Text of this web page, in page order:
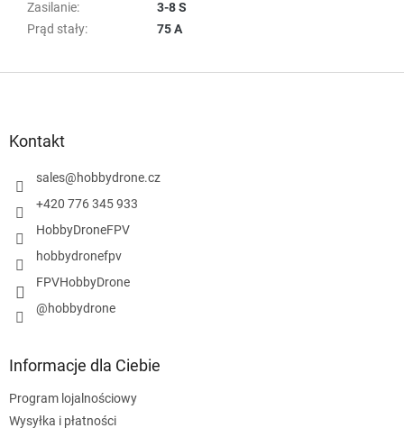
Zasilanie:
3-8 S
Prąd stały: 75 A
Kontakt
sales@hobbydrone.cz
+420 776 345 933
HobbyDroneFPV
hobbydronefpv
FPVHobbyDrone
@hobbydrone
Informacje dla Ciebie
Program lojalnościowy
Wysyłka i płatności